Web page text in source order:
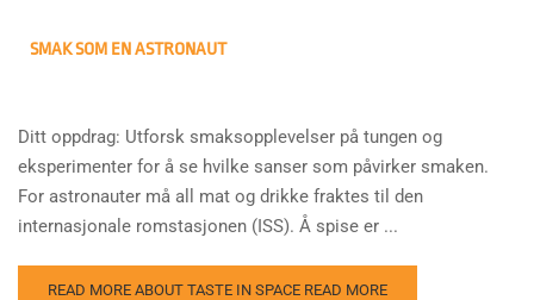
SMAK SOM EN ASTRONAUT
Ditt oppdrag: Utforsk smaksopplevelser på tungen og
eksperimenter for å se hvilke sanser som påvirker smaken.
For astronauter må all mat og drikke fraktes til den
internasjonale romstasjonen (ISS). Å spise er ...
READ MORE ABOUT TASTE IN SPACE READ MORE